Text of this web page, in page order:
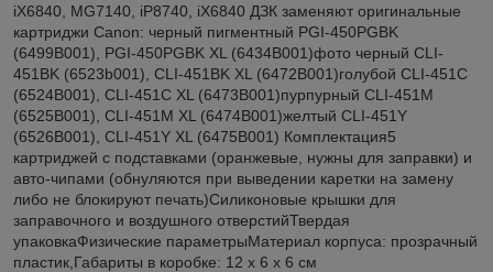
iX6840, MG7140, iP8740, iX6840 ДЗК заменяют оригинальные
картриджи Canon: черный пигментный PGI-450PGBK
(6499B001), PGI-450PGBK XL (6434B001)фото черный CLI-
451BK (6523b001), CLI-451BK XL (6472B001)голубой CLI-451C
(6524B001), CLI-451C XL (6473B001)пурпурный CLI-451M
(6525B001), CLI-451M XL (6474B001)желтый CLI-451Y
(6526B001), CLI-451Y XL (6475B001) Комплектация5
картриджей с подставками (оранжевые, нужны для заправки) и
авто-чипами (обнуляются при выведении каретки на замену
либо не блокируют печать)Силиконовые крышки для
заправочного и воздушного отверстийТвердая
упаковкаФизические параметрыМатериал корпуса: прозрачный
пластик,Габариты в коробке: 12 х 6 х 6 см